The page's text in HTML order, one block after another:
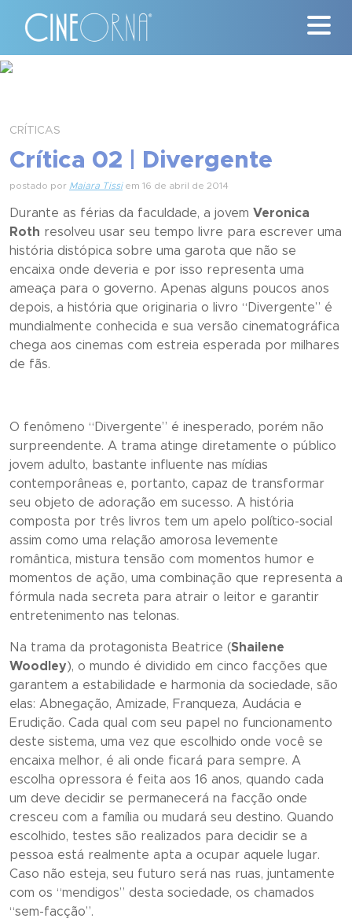
#ClássicosCineOrna
Nossa História
Contato
CRÍTICAS
Crítica 02 | Divergente
postado por Maiara Tissiem 16 de abril de 2014
Durante as férias da faculdade, a jovem Veronica
Roth resolveu usar seu tempo livre para escrever uma
história distópica sobre uma garota que não se
encaixa onde deveria e por isso representa uma
ameaça para o governo. Apenas alguns poucos anos
depois, a história que originaria o livro “ Divergente” é
mundialmente conhecida e sua versão cinematográfica
chega aos cinemas com estreia esperada por milhares
de fãs.
O fenômeno “ Divergente” é inesperado, porém não
surpreendente. A trama atinge diretamente o público
jovem adulto, bastante influente nas mídias
contemporâneas e, portanto, capaz de transformar
seu objeto de adoração em sucesso. A história
composta por três livros tem um apelo político-social
assim como uma relação amorosa levemente
romântica, mistura tensão com momentos humor e
momentos de ação, uma combinação que representa a
fórmula nada secreta para atrair o leitor e garantir
entretenimento nas telonas.
Na trama da protagonista Beatrice (Shailene
Woodley), o mundo é dividido em cinco facções que
garantem a estabilidade e harmonia da sociedade, são
elas: Abnegação, Amizade, Franqueza, Audácia e
Erudição. Cada qual com seu papel no funcionamento
deste sistema, uma vez que escolhido onde você se
encaixa melhor, é ali onde ficará para sempre. A
escolha opressora é feita aos 16 anos, quando cada
um deve decidir se permanecerá na facção onde
cresceu com a família ou mudará seu destino. Quando
escolhido, testes são realizados para decidir se a
pessoa está realmente apta a ocupar aquele lugar.
Caso não esteja, seu futuro será nas ruas, juntamente
com os “mendigos” desta sociedade, os chamados
“sem-facção”.